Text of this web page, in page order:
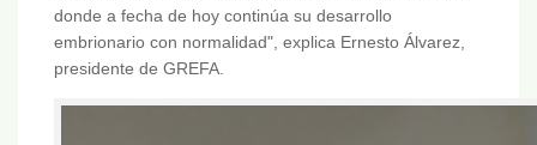
donde a fecha de hoy continúa su desarrollo
embrionario con normalidad", explica Ernesto Álvarez,
presidente de GREFA.